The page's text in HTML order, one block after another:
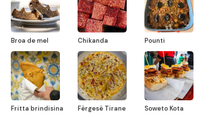
Broa de mel Chikanda Pounti
Fritta brindisina Fërgesë Tirane Soweto Kota